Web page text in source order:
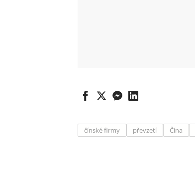
čínské firmy převzetí Čína